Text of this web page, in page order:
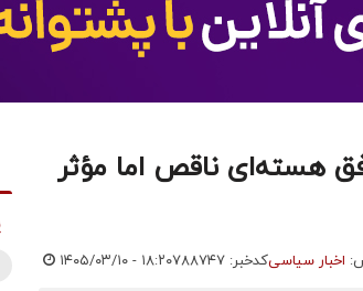
هسته‌ای ناقص اما مؤثر
اخبار سیاسیکدخبر: ۷۸۸۷۴۷ ۱۴۰۵/۰۳/۱۰ - ۱۸:۲۰